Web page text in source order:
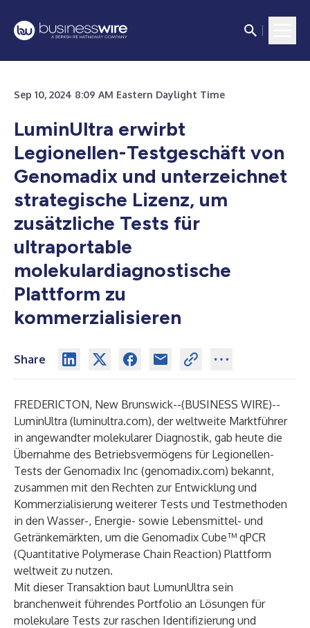
Sep 10, 2024 8:09 AM Eastern Daylight Time
LuminUltra erwirbt
Legionellen-Testgeschäft von
Genomadix und unterzeichnet
strategische Lizenz, um
zusätzliche Tests für
ultraportable
molekulardiagnostische
Plattform zu
kommerzialisieren
Share
FREDERICTON, New Brunswick--(BUSINESS WIRE)--
LuminUltra (luminultra.com), der weltweite Marktführer
in angewandter molekularer Diagnostik, gab heute die
Übernahme des Betriebsvermögens für Legionellen-
Tests der Genomadix Inc (genomadix.com) bekannt,
zusammen mit den Rechten zur Entwicklung und
Kommerzialisierung weiterer Tests und Testmethoden
in den Wasser-, Energie- sowie Lebensmittel- und
Getränkemärkten, um die Genomadix Cube™ qPCR
(Quantitative Polymerase Chain Reaction) Plattform
weltweit zu nutzen.
Mit dieser Transaktion baut LumunUltra sein
branchenweit führendes Portfolio an Lösungen für
molekulare Tests zur raschen Identifizierung und